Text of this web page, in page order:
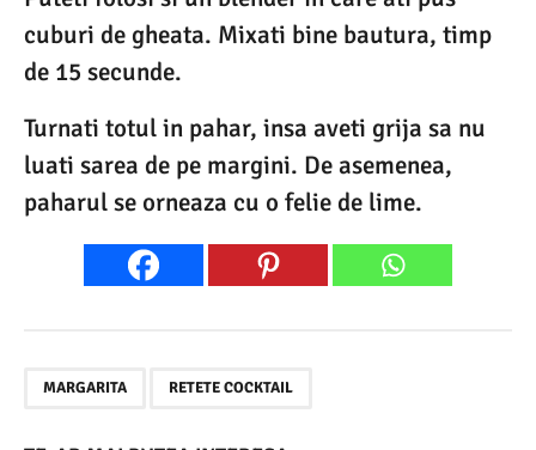
cuburi de gheata. Mixati bine bautura, timp
de 15 secunde.
Turnati totul in pahar, insa aveti grija sa nu
luati sarea de pe margini. De asemenea,
paharul se orneaza cu o felie de lime.
MARGARITA RETETE COCKTAIL